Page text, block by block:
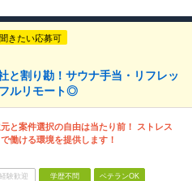
きたい応募可
と割り勘！サウナ手当・リフレッ
ルリモート◎
と案件選択の自由は当たり前！ ストレス
働ける環境を提供します！
験歓迎 学歴不問 ベテランOK